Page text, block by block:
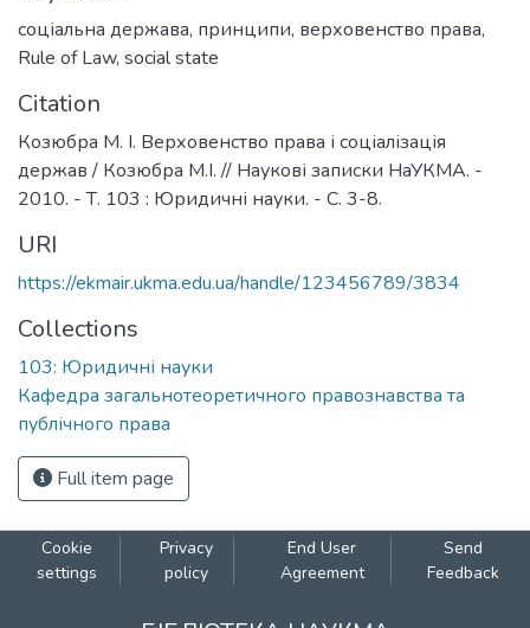
соціальна держава, принципи, верховенство права,
Rule of Law, social state
Citation
Козюбра М. І. Верховенство права і соціалізація
держав / Козюбра М.І. // Наукові записки НаУКМА. -
2010. - Т. 103 : Юридичні науки. - С. 3-8.
URI
https://ekmair.ukma.edu.ua/handle/123456789/3834
Collections
103: Юридичні науки
Кафедра загальнотеоретичного правознавства та
публічного права
Full item page
Cookie
settings
Privacy
policy
End User
Agreement
Send
Feedback